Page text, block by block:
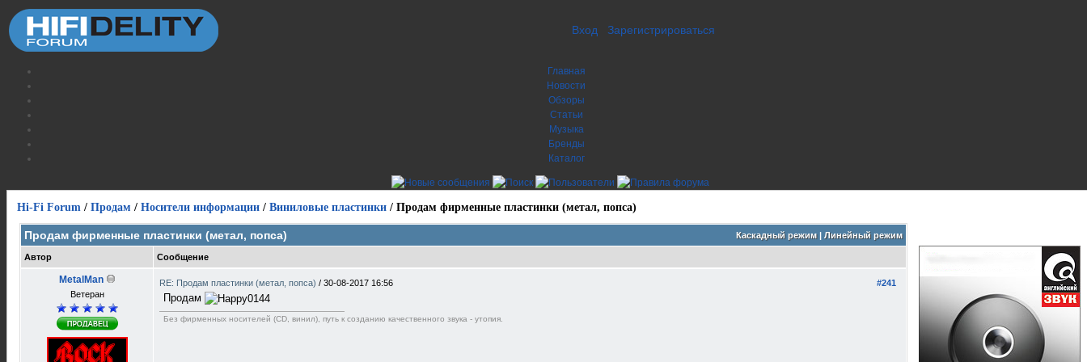
Вход Зарегистрироваться
Главная
Новости
Обзоры
Статьи
Музыка
Бренды
Каталог
Hi-Fi Forum / Продам / Носители информации / Виниловые пластинки / Продам фирменные пластинки (метал, попса)
Каскадный режим| Линейный режим
Продам фирменные пластинки (метал, попса)
Автор Сообщение
MetalMan
Ветеран
#241
RE: Продам пластинки (метал, попса) / 30-08-2017 16:56
Продам
Без фирменных носителей (CD, винил), путь к созданию качественного звука - утопия.